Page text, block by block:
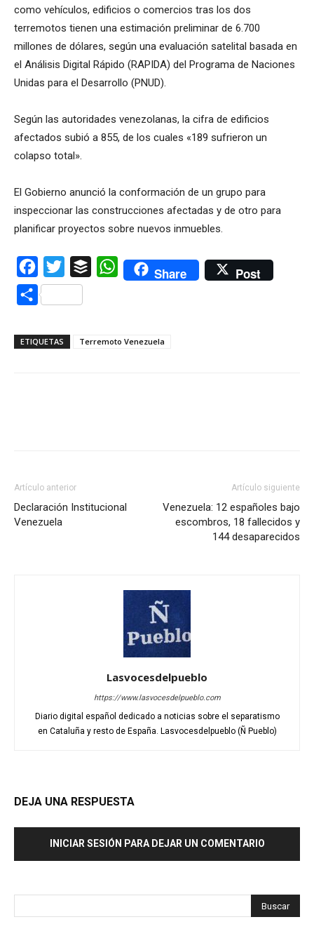
como vehículos, edificios o comercios tras los dos
terremotos tienen una estimación preliminar de 6.700
millones de dólares, según una evaluación satelital basada en
el Análisis Digital Rápido (RAPIDA) del Programa de Naciones
Unidas para el Desarrollo (PNUD).
Según las autoridades venezolanas, la cifra de edificios
afectados subió a 855, de los cuales «189 sufrieron un
colapso total».
El Gobierno anunció la conformación de un grupo para
inspeccionar las construcciones afectadas y de otro para
planificar proyectos sobre nuevos inmuebles.
Facebook
Twitter Buffer WhatsAppShare Post
Compartir
ETIQUETAS Terremoto Venezuela
Artículo anterior
Declaración Institucional
Venezuela
Artículo siguiente
Venezuela: 12 españoles bajo
escombros, 18 fallecidos y
144 desaparecidos
Lasvocesdelpueblo
https://www.lasvocesdelpueblo.com
Diario digital español dedicado a noticias sobre el separatismo
en Cataluña y resto de España. Lasvocesdelpueblo (Ñ Pueblo)
DEJA UNA RESPUESTA
INICIAR SESIÓN PARA DEJAR UN COMENTARIO